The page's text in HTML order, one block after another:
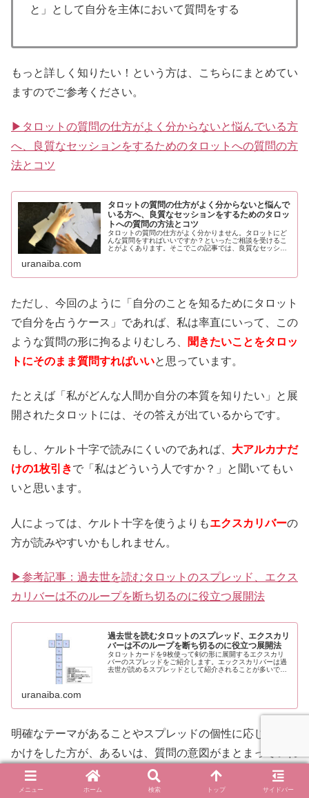
と」として自分を主体において質問をする
もっと詳しく知りたい！という方は、こちらにまとめてい
ますのでご参考ください。
▶タロットの質問の仕方がよく分からないと悩んでいる方
へ、良質なセッションをするためのタロットへの質問の方
法とコツ
タロットの質問の仕方がよく分からないと悩んで
いる方へ、良質なセッションをするためのタロッ
トへの質問の方法とコツ
タロットの質問の仕方がよく分かりません。タロットにど
んな質問をすればいいですか？といったご相談を受けるこ
とがよくあります。そこでこの記事では、良質なセッショ
uranaiba.com
ただし、今回のように「自分のことを知るためにタロット
で自分を占うケース」であれば、私は率直にいって、この
ような質問の形に拘るよりむしろ、
聞きたいことをタロッ
トにそのまま質問すればいいと思っています。
たとえば「私がどんな人間か自分の本質を知りたい」と展
開されたタロットには、その答えが出ているからです。
もし、ケルト十字で読みにくいのであれば、 大アルカナだ
けの1枚引きで「私はどういう人ですか？」と聞いてもい
いと思います。
人によっては、ケルト十字を使うよりもエクスカリバーの
方が読みやすいかもしれません。
▶参考記事：過去世を読むタロットのスプレッド、エクス
カリバーは不のループを断ち切るのに役立つ展開法
過去世を読むタロットのスプレッド、エクスカリ
バーは不のループを断ち切るのに役立つ展開法
タロットカードを9枚使って剣の形に展開するエクスカリ
バーのスプレッドをご紹介します。エックスカリバーは過
去世が読めるスプレッドとして紹介されることが多いです
uranaiba.com
明確なテーマがあることやスプレッドの個性に応じた問い
かけをした方が、あるいは、質問の意図がまとまっていれ
ば、読む切り口がハッキリするのでタロットも読みやすい
のは確かです。
メニュー ホーム 検索 トップ サイドバー